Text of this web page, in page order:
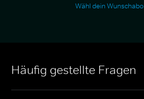
Wähl dein Wunschabo
Häufig gestellte Fragen